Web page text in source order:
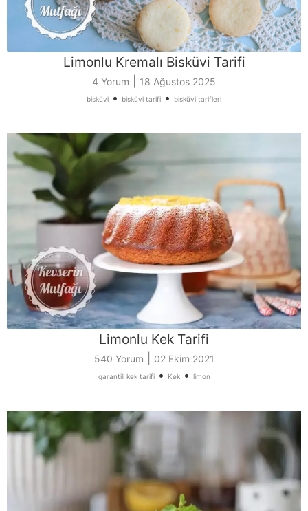
Limonlu Kremalı Bisküvi Tarifi
4 Yorum 18 Ağustos 2025
bisküvi • bisküvi tarifi • bisküvi tarifleri
Limonlu Kek Tarifi
540 Yorum 02 Ekim 2021
garantili kek tarifi• Kek• limon